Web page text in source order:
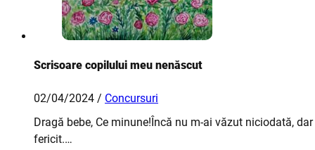
Scrisoare copilului meu nenăscut
02/04/2024 / Concursuri
Dragă bebe, Ce minune!Încă nu m-ai văzut niciodată,
fericit.…